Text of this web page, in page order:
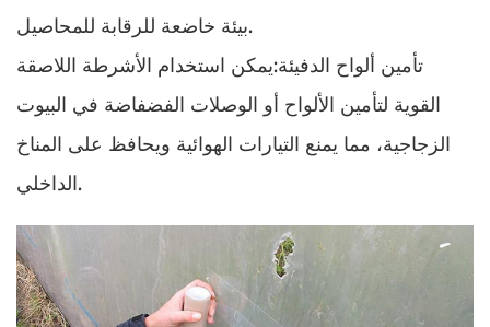
بيئة خاضعة للرقابة للمحاصيل.
تأمين ألواح الدفيئة:يمكن استخدام الأشرطة اللاصقة
القوية لتأمين الألواح أو الوصلات الفضفاضة في البيوت
الزجاجية، مما يمنع التيارات الهوائية ويحافظ على المناخ
الداخلي.